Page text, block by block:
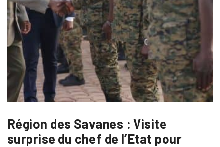
Région des Savanes : Visite
surprise du chef de l’Etat pour